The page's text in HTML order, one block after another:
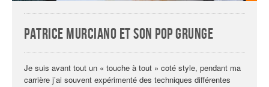
Patrice Murciano et son pop grunge
Je suis avant tout un « touche à tout » coté style, pendant ma
carrière j’ai souvent expérimenté des techniques différentes